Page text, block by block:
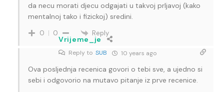
da necu morati djecu odgajati u takvoj prljavoj (kako
mentalnoj tako i fizickoj) sredini.
0 0 Reply
Vrijeme_je
Reply to SUB 10 years ago
Ova posljednja recenica govori o tebi sve, a ujedno si
sebi i odgovorio na mutavo pitanje iz prve recenice.